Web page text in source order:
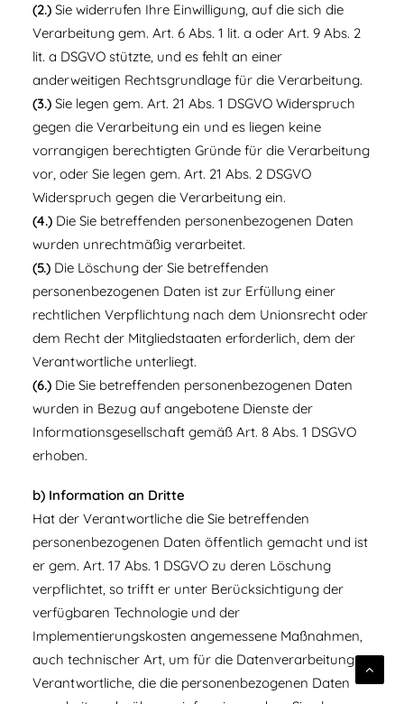
(2.) Sie widerrufen Ihre Einwilligung, auf die sich die
Verarbeitung gem. Art. 6 Abs. 1 lit. a oder Art. 9 Abs. 2
lit. a DSGVO stützte, und es fehlt an einer
anderweitigen Rechtsgrundlage für die Verarbeitung.
(3.) Sie legen gem. Art. 21 Abs. 1 DSGVO Widerspruch
gegen die Verarbeitung ein und es liegen keine
vorrangigen berechtigten Gründe für die Verarbeitung
vor, oder Sie legen gem. Art. 21 Abs. 2 DSGVO
Widerspruch gegen die Verarbeitung ein.
(4.) Die Sie betreffenden personenbezogenen Daten
wurden unrechtmäßig verarbeitet.
(5.) Die Löschung der Sie betreffenden
personenbezogenen Daten ist zur Erfüllung einer
rechtlichen Verpflichtung nach dem Unionsrecht oder
dem Recht der Mitgliedstaaten erforderlich, dem der
Verantwortliche unterliegt.
(6.) Die Sie betreffenden personenbezogenen Daten
wurden in Bezug auf angebotene Dienste der
Informationsgesellschaft gemäß Art. 8 Abs. 1 DSGVO
erhoben.
b) Information an Dritte
Hat der Verantwortliche die Sie betreffenden
personenbezogenen Daten öffentlich gemacht und ist
er gem. Art. 17 Abs. 1 DSGVO zu deren Löschung
verpflichtet, so trifft er unter Berücksichtigung der
verfügbaren Technologie und der
Implementierungskosten angemessene Maßnahmen,
auch technischer Art, um für die Datenverarbeitung
Verantwortliche, die die personenbezogenen Daten